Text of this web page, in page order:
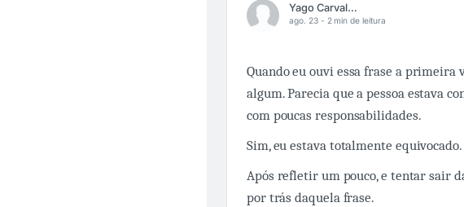
Yago Carvalho
ago. 23 - 2 min de leitura
Quando eu ouvi essa frase a primeira
algum. Parecia que a pessoa estava
com poucas responsabilidades.
Sim, eu estava totalmente equivocado.
Após refletir um pouco, e tentar sair
por trás daquela frase.